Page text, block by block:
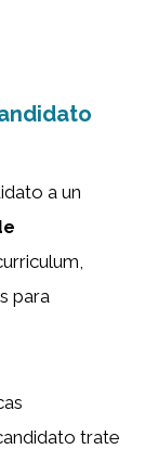
a un
para
trate